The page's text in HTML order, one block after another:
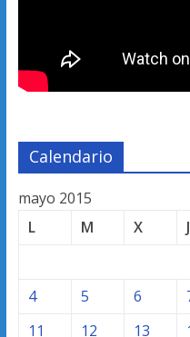
Calendario
mayo 2015
L
M X J
4
5 6
11
12 13